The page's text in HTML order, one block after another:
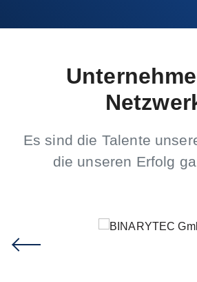
Es sind die Talente
die unseren Erfolg